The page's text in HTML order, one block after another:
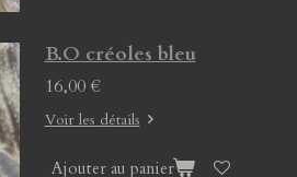
B.O créoles bleu
16,00 €
Voir les détails
Ajouter au panier